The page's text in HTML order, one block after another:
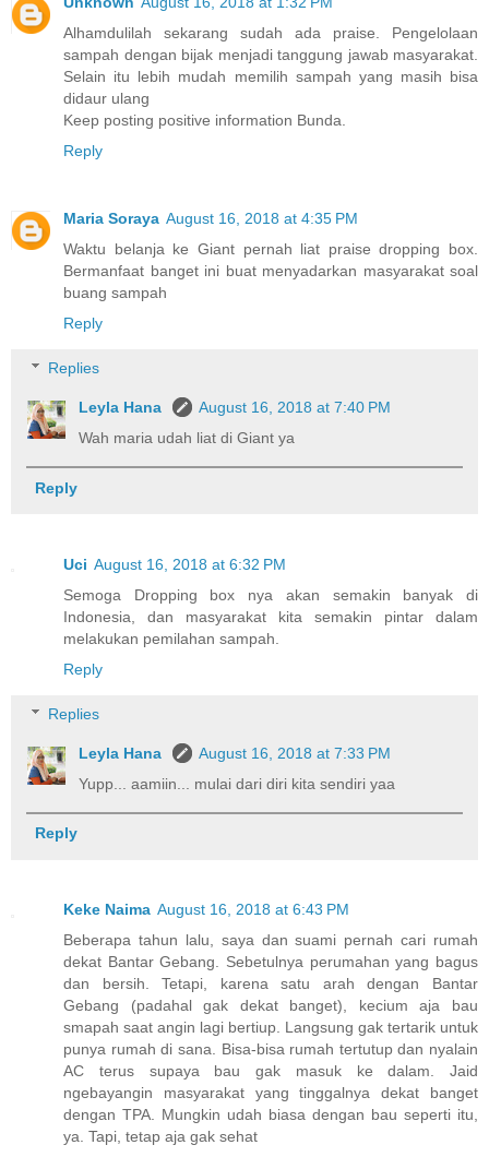
Alhamdulilah sekarang sudah ada praise. Pengelolaan
sampah dengan bijak menjadi tanggung jawab masyarakat.
Selain itu lebih mudah memilih sampah yang masih bisa
didaur ulang
Keep posting positive information Bunda.
Reply
Maria Soraya August 16, 2018 at 4:35 PM
Waktu belanja ke Giant pernah liat praise dropping box.
Bermanfaat banget ini buat menyadarkan masyarakat soal
buang sampah
Reply
Replies
Leyla Hana
August 16, 2018 at 7:40 PM
Wah maria udah liat di Giant ya
Reply
Uci August 16, 2018 at 6:32 PM
Semoga Dropping box nya akan semakin banyak di
Indonesia, dan masyarakat kita semakin pintar dalam
melakukan pemilahan sampah.
Reply
Replies
Leyla Hana
August 16, 2018 at 7:33 PM
Yupp... aamiin... mulai dari diri kita sendiri yaa
Reply
Keke Naima August 16, 2018 at 6:43 PM
Beberapa tahun lalu, saya dan suami pernah cari rumah
dekat Bantar Gebang. Sebetulnya perumahan yang bagus
dan bersih. Tetapi, karena satu arah dengan Bantar
Gebang (padahal gak dekat banget), kecium aja bau
smapah saat angin lagi bertiup. Langsung gak tertarik untuk
punya rumah di sana. Bisa-bisa rumah tertutup dan nyalain
AC terus supaya bau gak masuk ke dalam. Jaid
ngebayangin masyarakat yang tinggalnya dekat banget
dengan TPA. Mungkin udah biasa dengan bau seperti itu,
ya. Tapi, tetap aja gak sehat